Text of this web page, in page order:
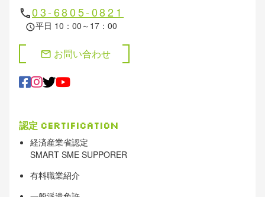
phone03-6805-0821
schedule平日 10：00～17：00
mail お問い合わせ
認定 Certification
経済産業省認定
SMART SME SUPPORER
有料職業紹介